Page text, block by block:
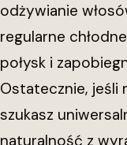
odżywianie
regularne
połysk i
Ostatecznie, jeśli
szukasz
naturalność z